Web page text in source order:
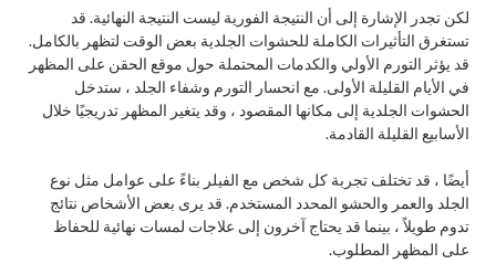
لكن تجدر الإشارة إلى أن النتيجة الفورية ليست النتيجة النهائية. قد
تستغرق التأثيرات الكاملة للحشوات الجلدية بعض الوقت لتظهر بالكامل.
قد يؤثر التورم الأولي والكدمات المحتملة حول موقع الحقن على المظهر
في الأيام القليلة الأولى. مع انحسار التورم وشفاء الجلد ، ستدخل
الحشوات الجلدية إلى مكانها المقصود ، وقد يتغير المظهر تدريجيًا خلال
الأسابيع القليلة القادمة.
أيضًا ، قد تختلف تجربة كل شخص مع الفيلر بناءً على عوامل مثل نوع
الجلد والعمر والحشو المحدد المستخدم. قد يرى بعض الأشخاص نتائج
تدوم طويلاً ، بينما قد يحتاج آخرون إلى علاجات لمسات نهائية للحفاظ
على المظهر المطلوب.